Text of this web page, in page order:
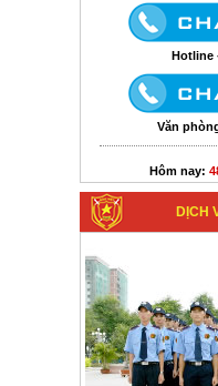
Hotline
Văn
Hôm nay:
DỊCH